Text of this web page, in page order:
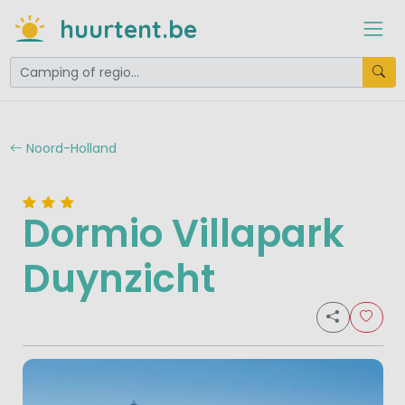
huurtent.be
Noord-Holland
Dormio Villapark
Duynzicht